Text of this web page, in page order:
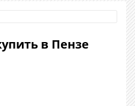
в Пензе